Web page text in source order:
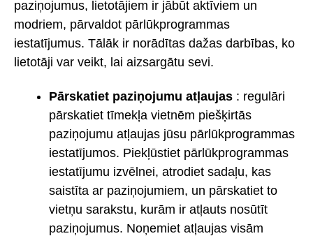
paziņojumus, lietotājiem ir jābūt aktīviem un
modriem, pārvaldot pārlūkprogrammas
iestatījumus. Tālāk ir norādītas dažas darbības, ko
lietotāji var veikt, lai aizsargātu sevi.
Pārskatiet paziņojumu atļaujas : regulāri
pārskatiet tīmekļa vietnēm piešķirtās
paziņojumu atļaujas jūsu pārlūkprogrammas
iestatījumos. Piekļūstiet pārlūkprogrammas
iestatījumu izvēlnei, atrodiet sadaļu, kas
saistīta ar paziņojumiem, un pārskatiet to
vietņu sarakstu, kurām ir atļauts nosūtīt
paziņojumus. Noņemiet atļaujas visām